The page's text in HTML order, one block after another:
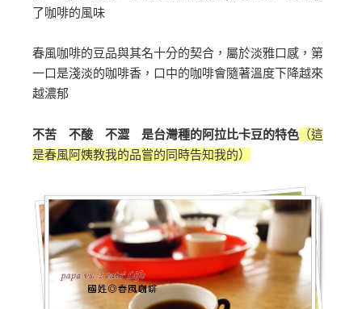
了咖啡的風味
春風咖啡的豆品與其名十分的契合，屬於淡雅口感，第
一口是淺淡的咖啡香，口中的咖啡會隨著溫度下降越來
越濃郁
不苦 不酸 不澀 是台灣種的阿拉比卡豆的特色 （這
是春風阿姨教我的品嘗的同時告知我的）